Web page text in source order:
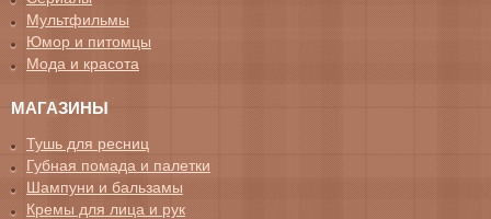
Мультфильмы
Юмор и питомцы
Мода и красота
МАГАЗИНЫ
Тушь для ресниц
Губная помада и палетки
Шампуни и бальзамы
Кремы для лица и рук